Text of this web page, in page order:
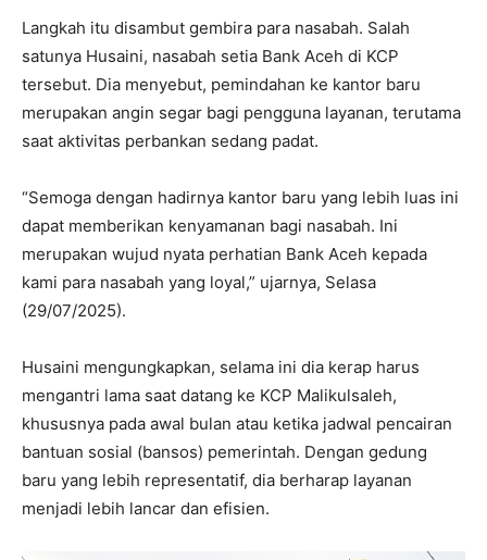
Langkah itu disambut gembira para nasabah. Salah
satunya Husaini, nasabah setia Bank Aceh di KCP
tersebut. Dia menyebut, pemindahan ke kantor baru
merupakan angin segar bagi pengguna layanan, terutama
saat aktivitas perbankan sedang padat.
“Semoga dengan hadirnya kantor baru yang lebih luas ini
dapat memberikan kenyamanan bagi nasabah. Ini
merupakan wujud nyata perhatian Bank Aceh kepada
kami para nasabah yang loyal,” ujarnya, Selasa
(29/07/2025).
Husaini mengungkapkan, selama ini dia kerap harus
mengantri lama saat datang ke KCP Malikulsaleh,
khususnya pada awal bulan atau ketika jadwal pencairan
bantuan sosial (bansos) pemerintah. Dengan gedung
baru yang lebih representatif, dia berharap layanan
menjadi lebih lancar dan efisien.